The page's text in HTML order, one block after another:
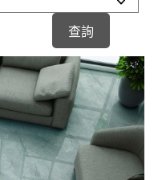
停車
口】往中山路1段139
號約10分鐘
友 請親愛的客戶加入
帳號@a0975005573